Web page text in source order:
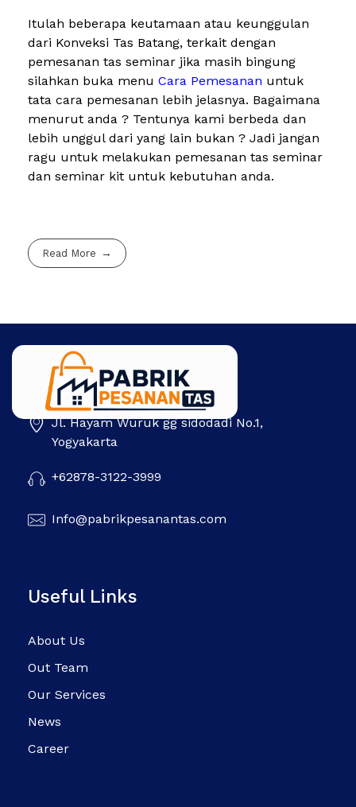
Itulah beberapa keutamaan atau keunggulan
dari Konveksi Tas Batang, terkait dengan
pemesanan tas seminar jika masih bingung
silahkan buka menu Cara Pemesanan untuk
tata cara pemesanan lebih jelasnya. Bagaimana
menurut anda ? Tentunya kami berbeda dan
lebih unggul dari yang lain bukan ? Jadi jangan
ragu untuk melakukan pemesanan tas seminar
dan seminar kit untuk kebutuhan anda.
Read More
Pabrik Pesanan Tas Jl. Hayam Wuruk gg sidodadi No.1,
Yogyakarta
+62878-3122-3999
Info@pabrikpesanantas.com
Useful Links
About Us
Out Team
Our Services
News
Career